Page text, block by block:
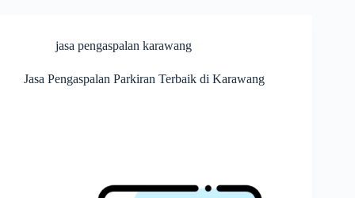
jasa pengaspalan karawang
Jasa Pengaspalan Parkiran Terbaik di Karawang